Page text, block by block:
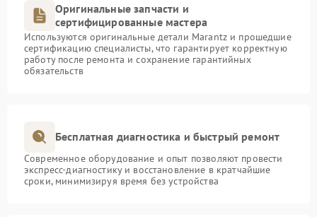
Оригинальные запчасти и
сертифицированные мастера
Используются оригинальные детали Marantz и прошедшие
сертификацию специалисты, что гарантирует корректную
работу после ремонта и сохранение гарантийных
обязательств
Бесплатная диагностика и быстрый ремонт
Современное оборудование и опыт позволяют провести
экспресс-диагностику и восстановление в кратчайшие
сроки, минимизируя время без устройства